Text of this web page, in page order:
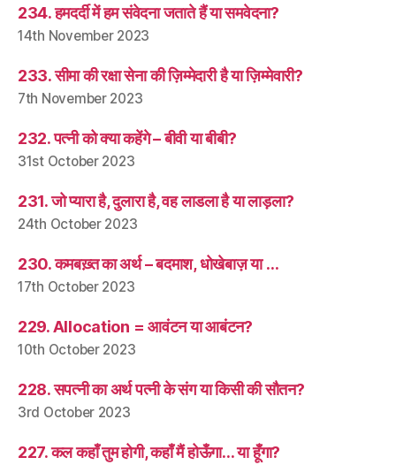
234. हमदर्दी में हम संवेदना जताते हैं या समवेदना?
14th November 2023
233. सीमा की रक्षा सेना की ज़िम्मेदारी है या ज़िम्मेवारी?
7th November 2023
232. पत्नी को क्या कहेंगे – बीवी या बीबी?
31st October 2023
231. जो प्यारा है, दुलारा है, वह लाडला है या लाड़ला?
24th October 2023
230. कमबख़्त का अर्थ – बदमाश, धोखेबाज़ या …
17th October 2023
229. Allocation = आवंटन या आबंटन?
10th October 2023
228. सपत्नी का अर्थ पत्नी के संग या किसी की सौतन?
3rd October 2023
227. कल कहाँ तुम होगी, कहाँ मैं होऊँगा… या हूँगा?